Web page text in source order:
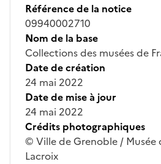
Référence de la notice
09940002710
Nom de la base
Collections des musées de
Date de création
24 mai 2022
Date de mise à jour
24 mai 2022
Crédits photographiques
© Ville de Grenoble / Musée
Lacroix